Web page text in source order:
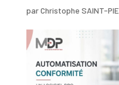
parChristophe SAINT-